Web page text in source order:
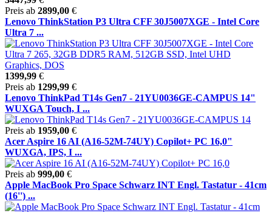
Preis ab 2899,00 €
Lenovo ThinkStation P3 Ultra CFF 30J5007XGE - Intel Core
Ultra 7 ...
1399,99 €
Preis ab 1299,99 €
Lenovo ThinkPad T14s Gen7 - 21YU0036GE-CAMPUS 14"
WUXGA Touch, I ...
Preis ab 1959,00 €
Acer Aspire 16 AI (A16-52M-74UY) Copilot+ PC 16,0"
WUXGA, IPS, I ...
Preis ab 999,00 €
Apple MacBook Pro Space Schwarz INT Engl. Tastatur - 41cm
(16'') ...